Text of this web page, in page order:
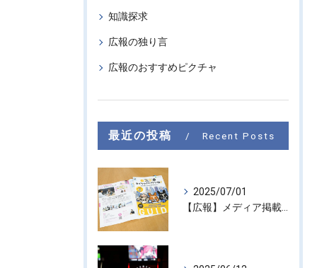
知識探求
広報の独り言
広報のおすすめピクチャ
最近の投稿 Recent Posts
2025/07/01